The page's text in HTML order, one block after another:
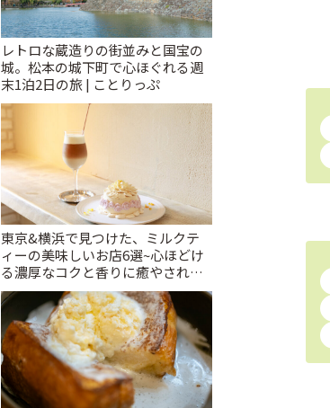
レトロな蔵造りの街並みと国宝の
城。松本の城下町で心ほぐれる週
末1泊2日の旅 | ことりっぷ
東京&横浜で見つけた、ミルクテ
ィーの美味しいお店6選~心ほどけ
る濃厚なコクと香りに癒やされる
ティータイム~ | ことりっぷ